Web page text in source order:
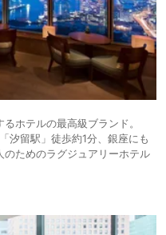
ホテルの最高級ブランド。
汐留駅」徒歩約1分、銀座にも
ためのラグジュアリーホテル